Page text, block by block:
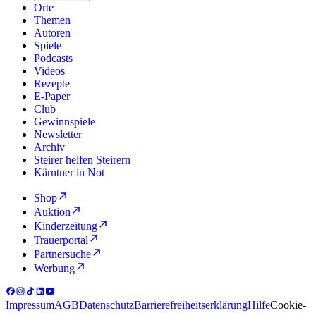
Orte
Themen
Autoren
Spiele
Podcasts
Videos
Rezepte
E-Paper
Club
Gewinnspiele
Newsletter
Archiv
Steirer helfen Steirern
Kärntner in Not
Shop
Auktion
Kinderzeitung
Trauerportal
Partnersuche
Werbung
ImpressumAGBDatenschutzBarrierefreiheitserklärungHilfeCookie-